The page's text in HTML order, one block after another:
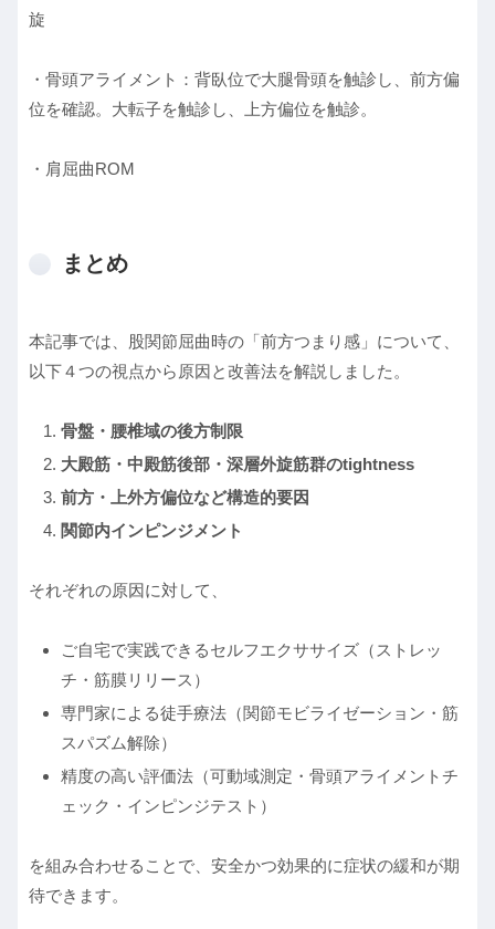
旋
・骨頭アライメント：背臥位で大腿骨頭を触診し、前方偏
位を確認。大転子を触診し、上方偏位を触診。
・肩屈曲ROM
まとめ
本記事では、股関節屈曲時の「前方つまり感」について、
以下４つの視点から原因と改善法を解説しました。
骨盤・腰椎域の後方制限
大殿筋・中殿筋後部・深層外旋筋群のtightness
前方・上外方偏位など構造的要因
関節内インピンジメント
それぞれの原因に対して、
ご自宅で実践できるセルフエクササイズ（ストレッ
チ・筋膜リリース）
専門家による徒手療法（関節モビライゼーション・筋
スパズム解除）
精度の高い評価法（可動域測定・骨頭アライメントチ
ェック・インピンジテスト）
を組み合わせることで、安全かつ効果的に症状の緩和が期
待できます。